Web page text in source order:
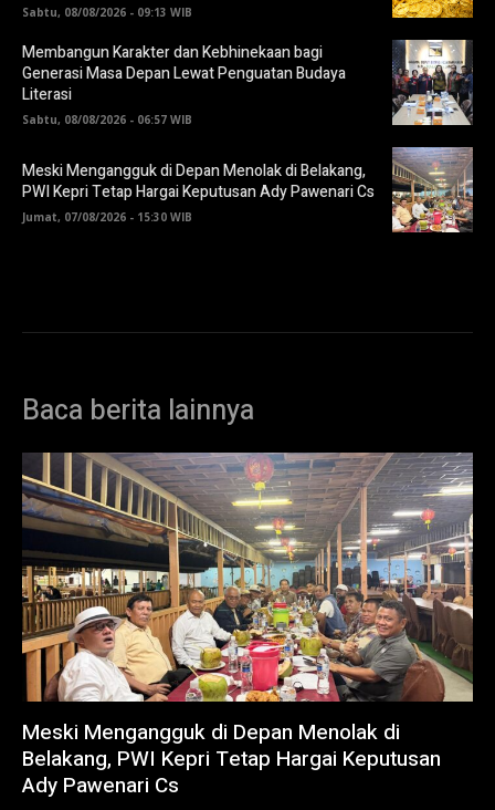
Sabtu, 08/08/2026 - 09:13 WIB
Membangun Karakter dan Kebhinekaan bagi
Generasi Masa Depan Lewat Penguatan Budaya
Literasi
Sabtu, 08/08/2026 - 06:57 WIB
Meski Mengangguk di Depan Menolak di Belakang,
PWI Kepri Tetap Hargai Keputusan Ady Pawenari Cs
Jumat, 07/08/2026 - 15:30 WIB
Baca berita lainnya
Meski Mengangguk di Depan Menolak di
Belakang, PWI Kepri Tetap Hargai Keputusan
Ady Pawenari Cs